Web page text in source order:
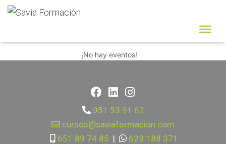
¡No hay eventos!
951 53 91 62
cursos@saviaformacion.com
651 89 74 85 |
623 188 371